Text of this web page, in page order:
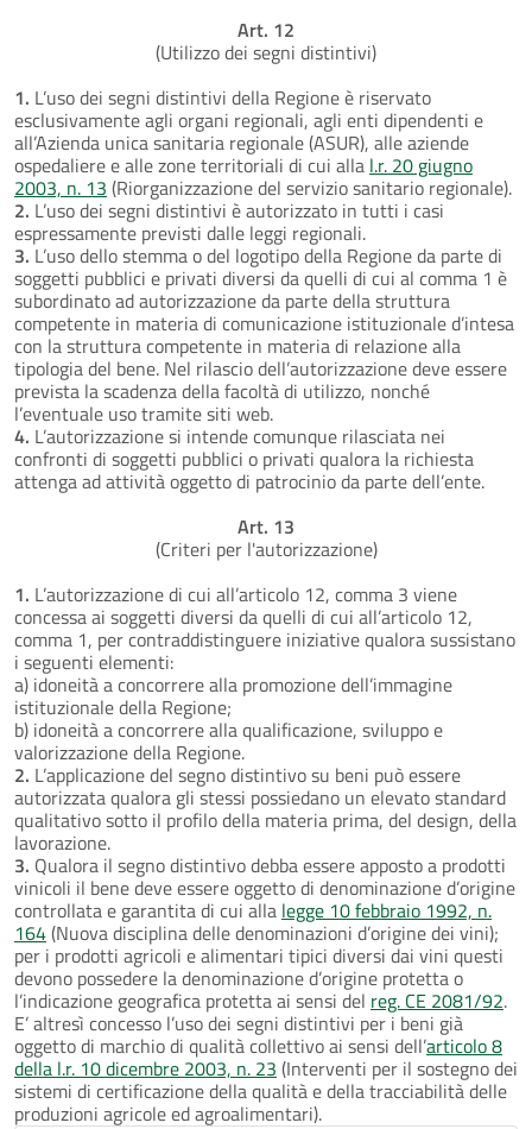
Art. 12
(Utilizzo dei segni distintivi)
1. L’uso dei segni distintivi della Regione è riservato
esclusivamente agli organi regionali, agli enti dipendenti e
all’Azienda unica sanitaria regionale (ASUR), alle aziende
ospedaliere e alle zone territoriali di cui alla l.r. 20 giugno
2003, n. 13 (Riorganizzazione del servizio sanitario regionale).
2. L’uso dei segni distintivi è autorizzato in tutti i casi
espressamente previsti dalle leggi regionali.
3. L’uso dello stemma o del logotipo della Regione da parte di
soggetti pubblici e privati diversi da quelli di cui al comma 1 è
subordinato ad autorizzazione da parte della struttura
competente in materia di comunicazione istituzionale d’intesa
con la struttura competente in materia di relazione alla
tipologia del bene. Nel rilascio dell’autorizzazione deve essere
prevista la scadenza della facoltà di utilizzo, nonché
l’eventuale uso tramite siti web.
4. L’autorizzazione si intende comunque rilasciata nei
confronti di soggetti pubblici o privati qualora la richiesta
attenga ad attività oggetto di patrocinio da parte dell’ente.
Art. 13
(Criteri per l'autorizzazione)
1. L’autorizzazione di cui all’articolo 12, comma 3 viene
concessa ai soggetti diversi da quelli di cui all’articolo 12,
comma 1, per contraddistinguere iniziative qualora sussistano
i seguenti elementi:
a) idoneità a concorrere alla promozione dell’immagine
istituzionale della Regione;
b) idoneità a concorrere alla qualificazione, sviluppo e
valorizzazione della Regione.
2. L’applicazione del segno distintivo su beni può essere
autorizzata qualora gli stessi possiedano un elevato standard
qualitativo sotto il profilo della materia prima, del design, della
lavorazione.
3. Qualora il segno distintivo debba essere apposto a prodotti
vinicoli il bene deve essere oggetto di denominazione d’origine
controllata e garantita di cui alla legge 10 febbraio 1992, n.
164(Nuova disciplina delle denominazioni d’origine dei vini);
per i prodotti agricoli e alimentari tipici diversi dai vini questi
devono possedere la denominazione d’origine protetta o
l’indicazione geografica protetta ai sensi del reg. CE 2081/92.
E’ altresì concesso l’uso dei segni distintivi per i beni già
oggetto di marchio di qualità collettivo ai sensi dell’articolo 8
della l.r. 10 dicembre 2003, n. 23 (Interventi per il sostegno dei
sistemi di certificazione della qualità e della tracciabilità delle
produzioni agricole ed agroalimentari).